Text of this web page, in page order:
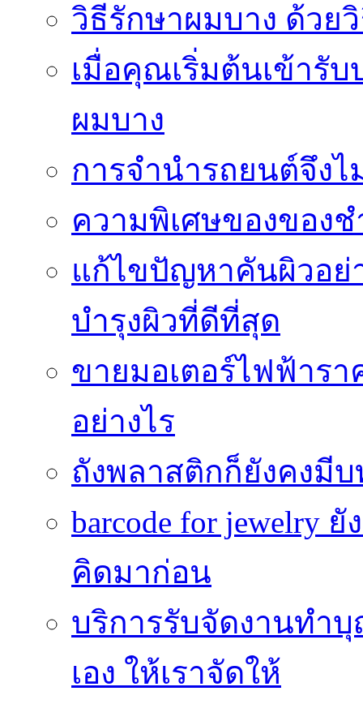
วิธีรักษาผมบาง ด้วย
เมื่อคุณเริ่มต้นเข้ารั
ผมบาง
การจำนำรถยนต์จึงไ
ความพิเศษของของ
แก้ไขปัญหาคันผิวอ
บำรุงผิวที่ดีที่สุด
ขายมอเตอร์ไฟฟ้าร
อย่างไร
ถังพลาสติกก็ยังคงมี
barcode for jewelry
คิดมาก่อน
บริการรับจัดงานทำ
เอง ให้เราจัดให้